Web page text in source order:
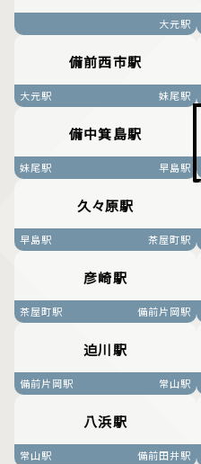
大元駅
備前西市駅
大元駅 妹尾駅
備中箕島駅
妹尾駅 早島駅
久々原駅
早島駅 茶屋町駅
彦崎駅
茶屋町駅 備前片岡駅
迫川駅
備前片岡駅 常山駅
八浜駅
常山駅 備前田井駅